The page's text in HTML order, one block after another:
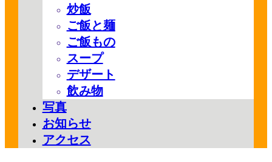
炒飯
ご飯と麺
ご飯もの
スープ
デザート
飲み物
写真
お知らせ
アクセス